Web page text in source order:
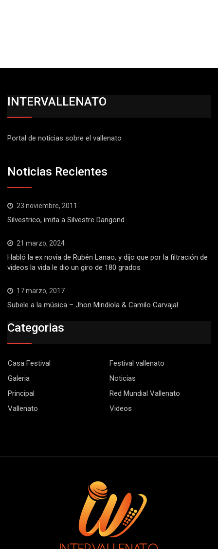
INTERVALLENATO
Portal de noticias sobre el vallenato
Noticias Recientes
23 noviembre, 2011
Silvestrico, imita a Silvestre Dangond
21 marzo, 2024
Habló la ex novia de Rubén Lanao, y dijo que por la filtración de
videos la vida le dio un giro de 180 grados
17 marzo, 2017
Subele a la música – Jhon Mindiola & Camilo Carvajal
Categorias
Casa Festival
Festival vallenato
Galeria
Noticias
Principal
Red Mundial Vallenato
Vallenato
Videos